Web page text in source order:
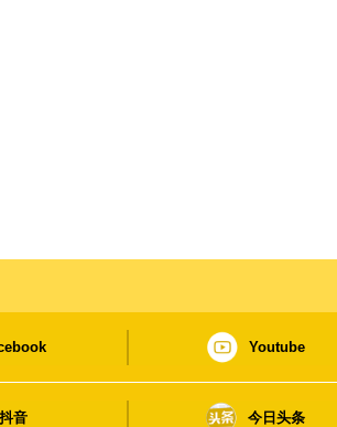
Youtube
抖音 今日头条